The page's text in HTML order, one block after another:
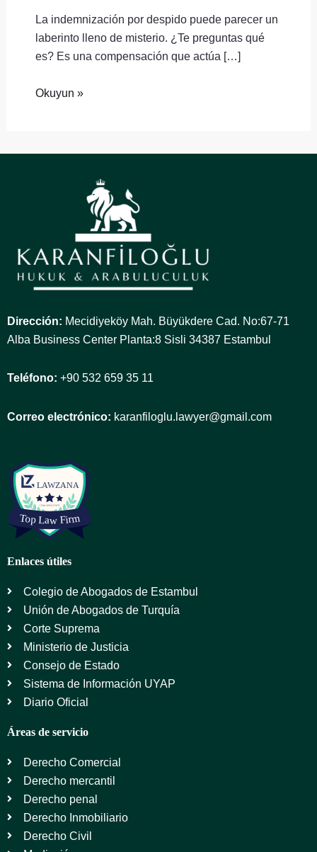
La indemnización por despido puede parecer un
laberinto lleno de misterio. ¿Te preguntas qué
es? Es una compensación que actúa […]
Okuyun »
Dirección: Mecidiyeköy Mah. Büyükdere Cad. No:67-71
Alba Business Center Planta:8 Sisli 34387 Estambul
Teléfono: +90 532 659 35 11
Correo electrónico: karanfiloglu.lawyer@gmail.com
Enlaces útiles
Colegio de Abogados de Estambul
Unión de Abogados de Turquía
Corte Suprema
Ministerio de Justicia
Consejo de Estado
Sistema de Información UYAP
Diario Oficial
Áreas de servicio
Derecho Comercial
Derecho mercantil
Derecho penal
Derecho Inmobiliario
Derecho Civil